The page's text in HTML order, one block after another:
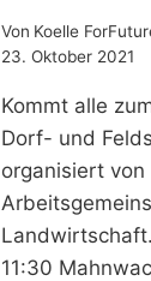
Von Koelle
23. Oktober 2021
Kommt alle
Dorf- und
organisiert von
11:30